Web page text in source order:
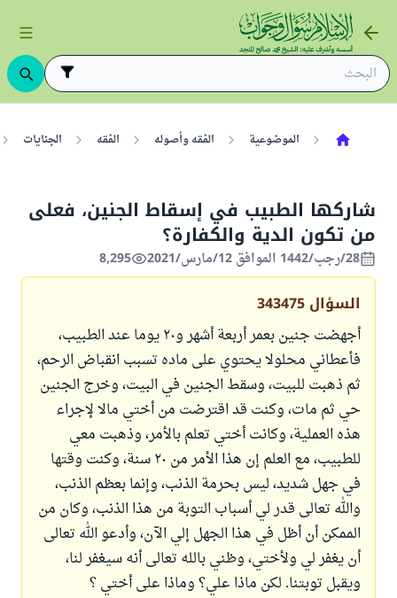
الموضوعية الفقه وأصوله الفقه الجنايات
شاركها الطبيب في إسقاط الجنين، فعلى
من تكون الدية والكفارة؟
28/رجب/1442 الموافق 12/مارس/2021 8,295
السؤال 343475
أجهضت جنين بعمر أربعة أشهر و٢٠ يوما عند الطبيب،
فأعطاني محلولا يحتوي على ماده تسبب انقباض الرحم،
ثم ذهبت للبيت، وسقط الجنين في البيت، وخرج الجنين
حي ثم مات، وكنت قد اقترضت من أختي مالا لإجراء
هذه العملية، وكانت أختي تعلم بالأمر، وذهبت معي
للطبيب، مع العلم إن هذا الأمر من ٢٠ سنة، وكنت وقتها
في جهل شديد، ليس بحرمة الذنب، وإنما بعظم الذنب،
والله تعالى قدر لي أسباب التوبة من هذا الذنب، وكان من
الممكن أن أظل في هذا الجهل إلي الآن، وأدعو الله تعالى
أن يغفر لي ولأختي، وظني بالله تعالى أنه سيغفر لنا،
ويقبل توبتنا. لكن ماذا علي؟ وماذا على أختي ؟